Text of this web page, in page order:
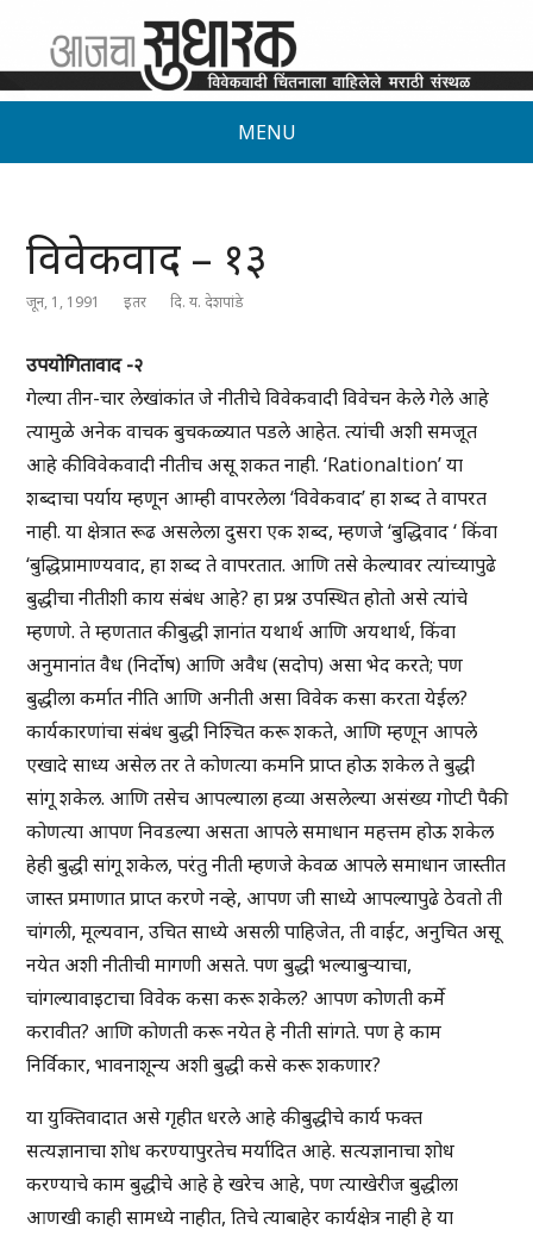
MENU
विवेकवाद – १३
जून, 1, 1991 इतर दि. य. देशपांडे
उपयोगितावाद -२
गेल्या तीन-चार लेखांकांत जे नीतीचे विवेकवादी विवेचन केले गेले आहे
त्यामुळे अनेक वाचक बुचकळ्यात पडले आहेत. त्यांची अशी समजूत
आहे की विवेकवादी नीतीच असू शकत नाही. ‘Rationaltion’ या
शब्दाचा पर्याय म्हणून आम्ही वापरलेला ‘विवेकवाद’ हा शब्द ते वापरत
नाही. या क्षेत्रात रूढ असलेला दुसरा एक शब्द, म्हणजे ‘बुद्धिवाद ‘ किंवा
‘बुद्धिप्रामाण्यवाद, हा शब्द ते वापरतात. आणि तसे केल्यावर त्यांच्यापुढे
बुद्धीचा नीतीशी काय संबंध आहे? हा प्रश्न उपस्थित होतो असे त्यांचे
म्हणणे. ते म्हणतात की बुद्धी ज्ञानांत यथार्थ आणि अयथार्थ, किंवा
अनुमानांत वैध (निर्दोष) आणि अवैध (सदोप) असा भेद करते; पण
बुद्धीला कर्मात नीति आणि अनीती असा विवेक कसा करता येईल?
कार्यकारणांचा संबंध बुद्धी निश्चित करू शकते, आणि म्हणून आपले
एखादे साध्य असेल तर ते कोणत्या कमनि प्राप्त होऊ शकेल ते बुद्धी
सांगू शकेल. आणि तसेच आपल्याला हव्या असलेल्या असंख्य गोप्टी पैकी
कोणत्या आपण निवडल्या असता आपले समाधान महत्तम होऊ शकेल
हेही बुद्धी सांगू शकेल, परंतु नीती म्हणजे केवळ आपले समाधान जास्तीत
जास्त प्रमाणात प्राप्त करणे नव्हे, आपण जी साध्ये आपल्यापुढे ठेवतो ती
चांगली, मूल्यवान, उचित साध्ये असली पाहिजेत, ती वाईट, अनुचित असू
नयेत अशी नीतीची मागणी असते. पण बुद्धी भल्याबुऱ्याचा,
चांगल्यावाइटाचा विवेक कसा करू शकेल? आपण कोणती कर्मे
करावीत? आणि कोणती करू नयेत हे नीती सांगते. पण हे काम
निर्विकार, भावनाशून्य अशी बुद्धी कसे करू शकणार?
या युक्तिवादात असे गृहीत धरले आहे की बुद्धीचे कार्य फक्त
सत्यज्ञानाचा शोध करण्यापुरतेच मर्यादित आहे. सत्यज्ञानाचा शोध
करण्याचे काम बुद्धीचे आहे हे खरेच आहे, पण त्याखेरीज बुद्धीला
आणखी काही सामध्ये नाहीत, तिचे त्याबाहेर कार्यक्षेत्र नाही हे या